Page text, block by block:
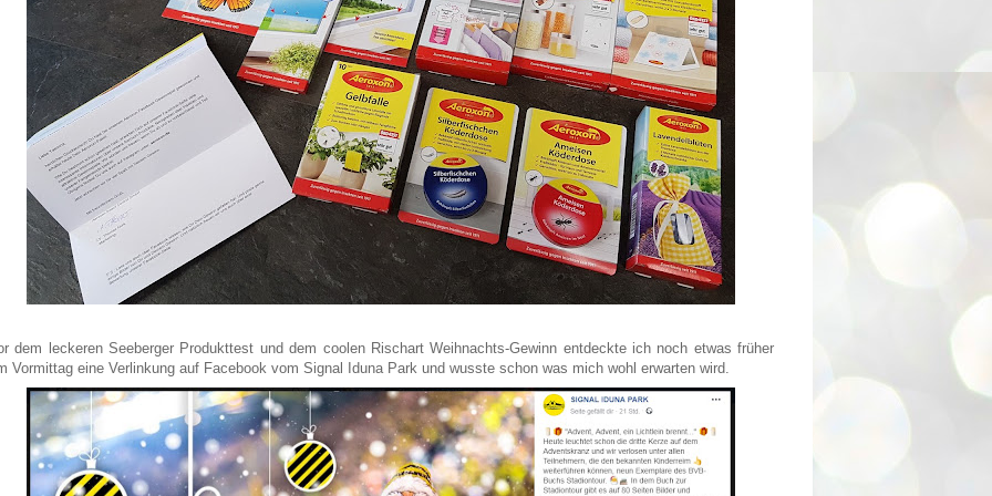
dem leckeren Seeberger Produkttest und dem coolen Rischart Weihnachts-Gewinn entdeckte ich noch etwas früher
Vormittag eine Verlinkung auf Facebook vom Signal Iduna Park und wusste schon was mich wohl erwarten wird.